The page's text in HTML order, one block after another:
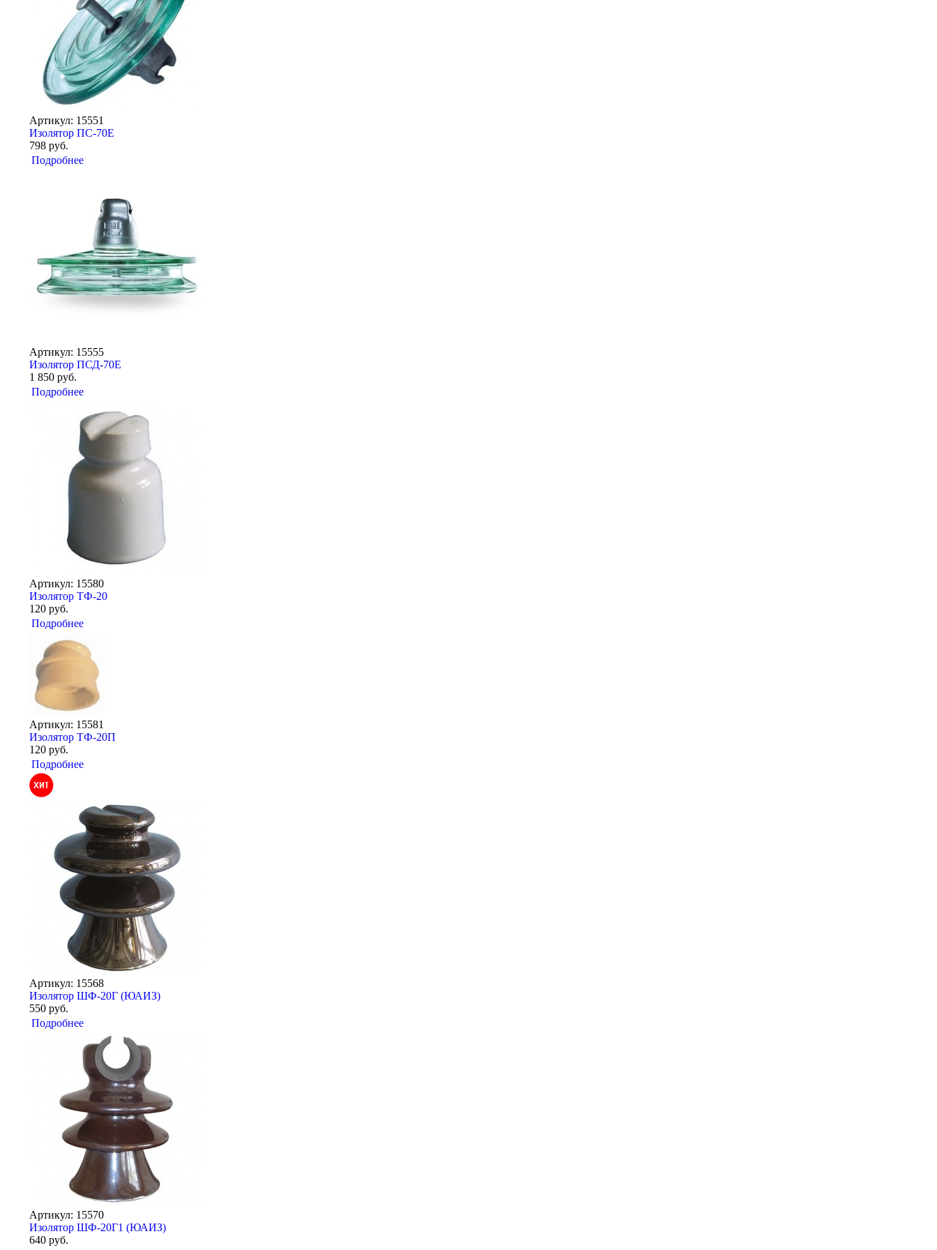
Артикул: 15551
Изолятор ПС-70Е
798 руб.
Подробнее
Артикул: 15555
Изолятор ПСД-70Е
1 850 руб.
Подробнее
Артикул: 15580
Изолятор ТФ-20
120 руб.
Подробнее
Артикул: 15581
Изолятор ТФ-20П
120 руб.
Подробнее
Артикул: 15568
Изолятор ШФ-20Г (ЮАИЗ)
550 руб.
Подробнее
Артикул: 15570
Изолятор ШФ-20Г1 (ЮАИЗ)
640 руб.